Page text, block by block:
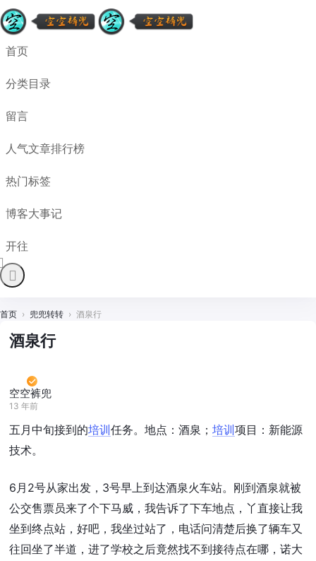
首页
分类目录
留言
人气文章排行榜
热门标签
博客大事记
开往
首页 › 兜兜转转 › 酒泉行
酒泉行
空空裤兜
13 年前
五月中旬接到的培训任务。地点：酒泉； 培训项目：新能源
技术。
6月2号从家出发，3号早上到达酒泉火车站。刚到酒泉就被
公交售票员来了个下马威，我告诉了下车地点，丫直接让我
坐到终点站，好吧，我坐过站了，电话问清楚后换了辆车又
往回坐了半道，进了学校之后竟然找不到接待点在哪，诺大